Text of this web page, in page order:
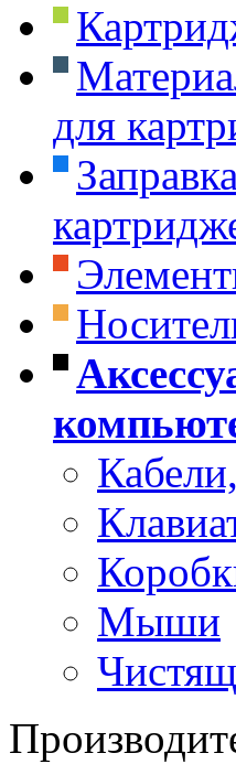
для
Мыши